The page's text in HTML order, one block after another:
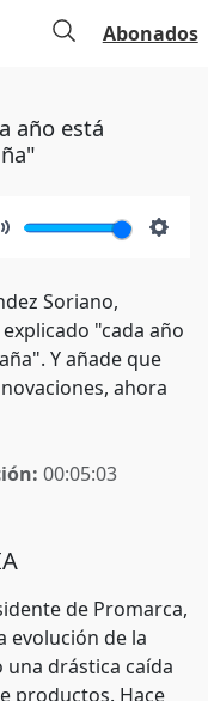
Abonados
año está
Soriano,
"cada año
Y añade que
ahora
00:05:03
de Promarca,
evolución de la
una drástica caída
productos. Hace